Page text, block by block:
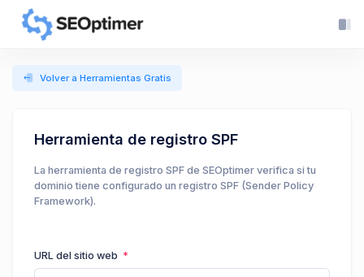
Volver a Herramientas Gratis
Herramienta de registro SPF
La herramienta de registro SPF de SEOptimer verifica si tu
dominio tiene configurado un registro SPF (Sender Policy
Framework).
URL del sitio web